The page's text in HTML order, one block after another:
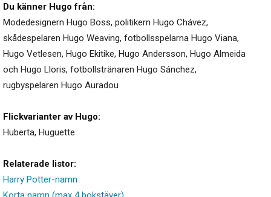
Du känner Hugo från:
Modedesignern Hugo Boss, politikern Hugo Chávez,
skådespelaren Hugo Weaving, fotbollsspelarna Hugo Viana,
Hugo Vetlesen, Hugo Ekitike, Hugo Andersson, Hugo Almeida
och Hugo Lloris, fotbollstränaren Hugo Sánchez,
rugbyspelaren Hugo Auradou
Flickvarianter av Hugo:
Huberta, Huguette
Relaterade listor:
Harry Potter-namn